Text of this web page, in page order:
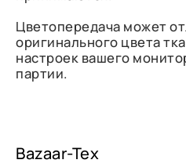
Цветопередача может
оригинального цвета
настроек вашего
партии.
Bazaar-Tex